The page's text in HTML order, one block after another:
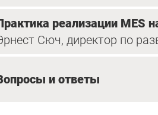
реализации MES
Сюч, директор по
и ответы